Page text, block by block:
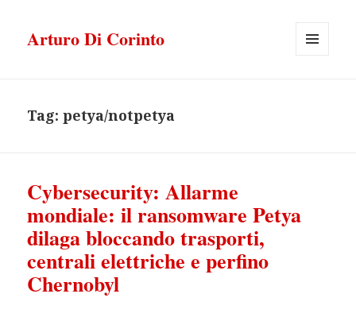
Arturo Di Corinto
Tag:petya/notpetya
Cybersecurity: Allarme
mondiale: il ransomware Petya
dilaga bloccando trasporti,
centrali elettriche e perfino
Chernobyl